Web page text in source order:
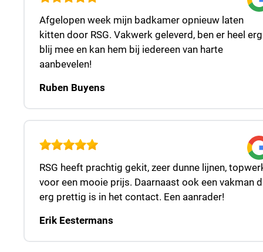
Afgelopen week mijn badkamer opnieuw laten
kitten door RSG. Vakwerk geleverd, ben er heel erg
blij mee en kan hem bij iedereen van harte
aanbevelen!
Ruben Buyens
RSG heeft prachtig gekit, zeer dunne lijnen,
voor een mooie prijs. Daarnaast ook een vakman
erg prettig is in het contact. Een aanrader!
Erik Eestermans